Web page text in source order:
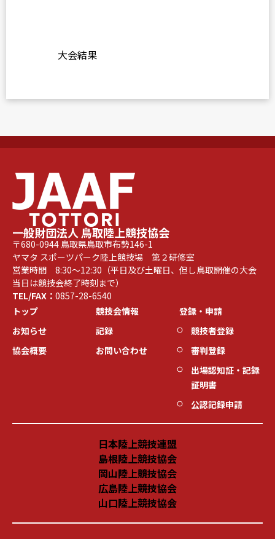
大会結果
一般財団法人 鳥取陸上競技協会
〒680-0944 鳥取県鳥取市布勢146-1
ヤマタ スポーツパーク陸上競技場 第２研修室
営業時間 8:30～12:30（平日及び土曜日、但し鳥取開催の大会
当日は競技会終了時刻まで）
TEL/FAX： 0857-28-6540
トップ
お知らせ
協会概要
競技会情報
記録
お問い合わせ
登録・申請
競技者登録
審判登録
出場認知証・記録
証明書
公認記録申請
日本陸上競技連盟
島根陸上競技協会
岡山陸上競技協会
広島陸上競技協会
山口陸上競技協会